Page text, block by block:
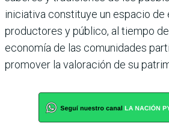
iniciativa constituye un espacio de
productores y público, al tiempo
economía de las comunidades
promover la valoración de su